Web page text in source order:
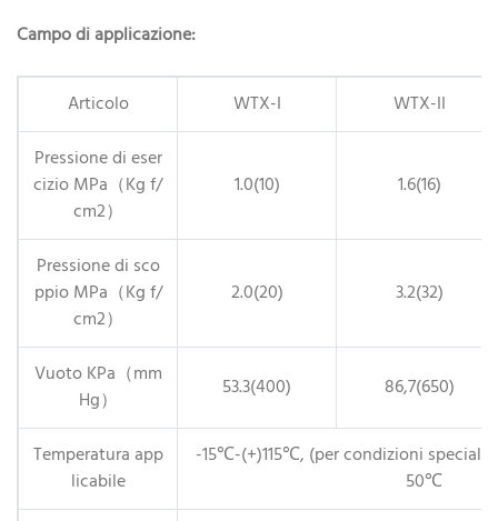
Campo di applicazione:
Articolo WTX-I
WTX-II
Pressione di eser
cizio MPa（Kg f/
cm2）
1.0(10) 1.6(16)
Pressione di sco
ppio MPa（Kg f/
cm2）
2.0(20) 3.2(32)
Vuoto KPa（mm
Hg）
53.3(400) 86,7(650)
Temperatura app
licabile
-15℃-(+)115℃, (per condizioni
50℃